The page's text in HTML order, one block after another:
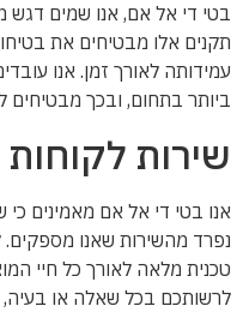
בטי די אל אם, אנו שמים דגש
תקנים אלו מבטיחים את
עמידותה לאורך זמן. אנו
ביותר בתחום, ובכך מבטיחים
שירות
אנו בטי די אל אם מאמינים כי
נפרד מהשירות שאנו מספקים.
טכנית מלאה לאורך כל חיי
לרשותכם בכל שאלה או בעיה,